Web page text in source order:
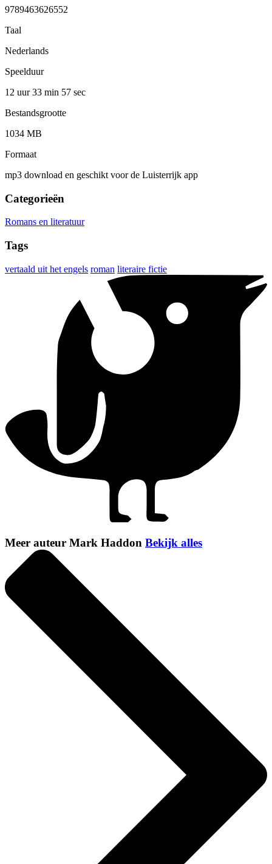
9789463626552
Taal
Nederlands
Speelduur
12 uur 33 min 57 sec
Bestandsgrootte
1034 MB
Formaat
mp3 download en geschikt voor de Luisterrijk app
Categorieën
Romans en literatuur
Tags
vertaald uit het engels roman literaire fictie
Meer auteur Mark Haddon Bekijk alles